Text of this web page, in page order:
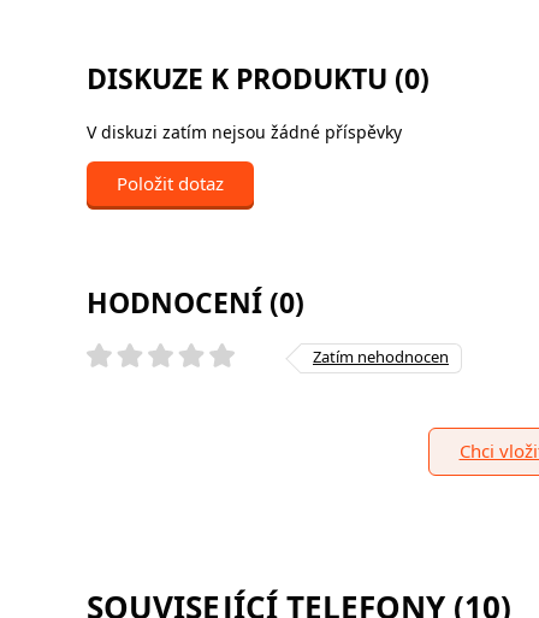
DISKUZE K PRODUKTU (0)
V diskuzi zatím nejsou žádné příspěvky
Položit dotaz
HODNOCENÍ (0)
Zatím nehodnocen
Chci
SOUVISEJÍCÍ TELEFONY (10)